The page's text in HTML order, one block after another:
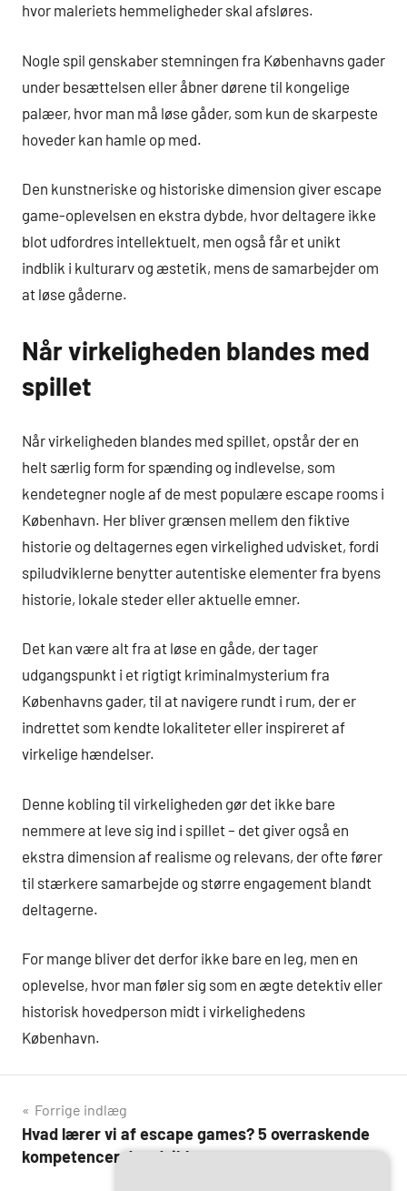
hvor maleriets hemmeligheder skal afsløres.
Nogle spil genskaber stemningen fra Københavns gader
under besættelsen eller åbner dørene til kongelige
palæer, hvor man må løse gåder, som kun de skarpeste
hoveder kan hamle op med.
Den kunstneriske og historiske dimension giver escape
game-oplevelsen en ekstra dybde, hvor deltagere ikke
blot udfordres intellektuelt, men også får et unikt
indblik i kulturarv og æstetik, mens de samarbejder om
at løse gåderne.
Når virkeligheden blandes med
spillet
Når virkeligheden blandes med spillet, opstår der en
helt særlig form for spænding og indlevelse, som
kendetegner nogle af de mest populære escape rooms i
København. Her bliver grænsen mellem den fiktive
historie og deltagernes egen virkelighed udvisket, fordi
spiludviklerne benytter autentiske elementer fra byens
historie, lokale steder eller aktuelle emner.
Det kan være alt fra at løse en gåde, der tager
udgangspunkt i et rigtigt kriminalmysterium fra
Københavns gader, til at navigere rundt i rum, der er
indrettet som kendte lokaliteter eller inspireret af
virkelige hændelser.
Denne kobling til virkeligheden gør det ikke bare
nemmere at leve sig ind i spillet – det giver også en
ekstra dimension af realisme og relevans, der ofte fører
til stærkere samarbejde og større engagement blandt
deltagerne.
For mange bliver det derfor ikke bare en leg, men en
oplevelse, hvor man føler sig som en ægte detektiv eller
historisk hovedperson midt i virkelighedens
København.
Indlægsnavigation
Forrige indlæg
Hvad lærer vi af escape games? 5 overraskende
kompetencer du udvikler